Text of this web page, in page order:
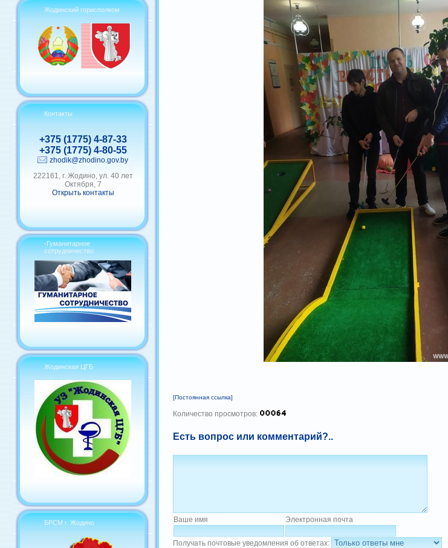
Жодинский горисполком
Контакты
+375 (1775) 4-87-33
+375 (1775) 4-80-55
zhodik@zhodino.gov.by
222161, г. Жодино, ул. 40 лет
Октября, 7
Открыть контакты
-Гуманитарное
сотрудничество
Жодинская ЦГБ
БРСМ г. Жодино
[Постоянная ссылка]
Количество просмотров:
Есть вопрос или комментарий?..
Ваше имя Электронная почта
Получать почтовые уведомления об ответах: